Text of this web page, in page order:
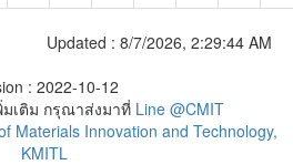
Updated : 8/7/2026, 2:29:44 AM
: 2022-10-12
เติม กรุณาส่งมาที่ Line @CMIT
Materials Innovation and Technology,
KMITL